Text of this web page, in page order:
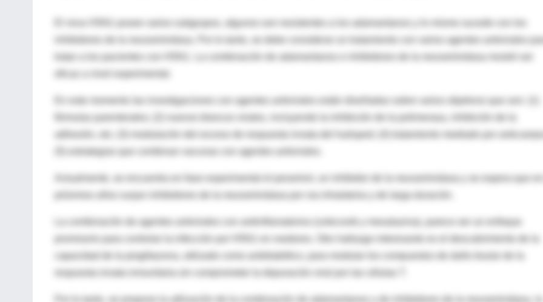
El virus H5N1 posee varios subgrupos, algunos son resistentes a los adamantanos y lo mismo sucede con los
inhibidores de la neuraminidasa. Por lo tanto, se debe considerar un tratamiento con varios agentes antivirales
En este momento las investigaciones con agentes antivirales están diseñadas sobre varios objetivos que son: (1)
adhesión, etc; (3) modulación del exceso de respuesta innata del huésped; (4) tratamiento mediado por
(5) estrategias que combinan vacunas con agentes antivirales.
próximos años surjan inhibidores de la neuraminidasa por via inhalatoria y de larga duración.
La combinación de agentes antivirales con antiinflamatorios (celecoxib y mesalazina), parece ser un enfoque
promisorio para controlar la infección por H5N1 en roedores. Otro hallazgo interesante es el descubrimiento de la
capacidad de la pioglitazona, utilizado como antidiabético, para modular los compuestos de daño tisular de la